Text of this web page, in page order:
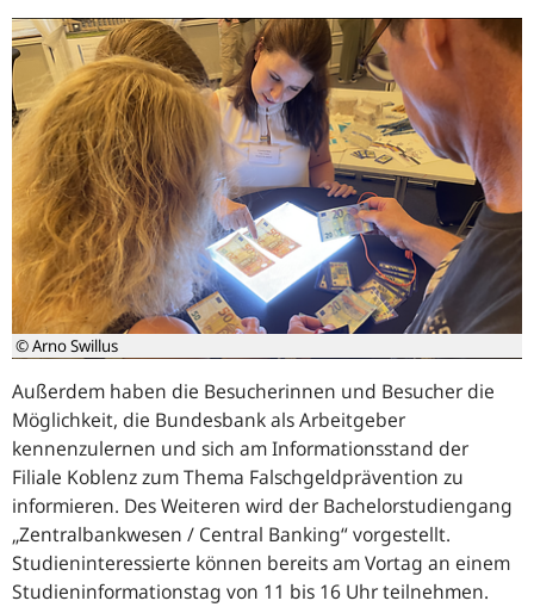
© Arno Swillus
Außerdem haben die Besucherinnen und Besucher die
Möglichkeit, die Bundesbank als Arbeitgeber
kennenzulernen und sich am Informationsstand der
Filiale Koblenz zum Thema Falschgeldprävention zu
informieren. Des Weiteren wird der Bachelorstudiengang
„Zentralbankwesen / Central Banking“ vorgestellt.
Studieninteressierte können bereits am Vortag an einem
Studieninformationstag von 11 bis 16 Uhr teilnehmen.